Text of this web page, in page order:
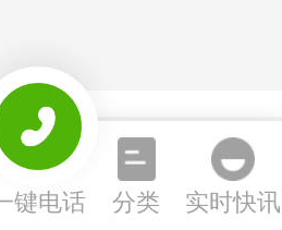
江苏盛泰
键电话 分类 实时快讯